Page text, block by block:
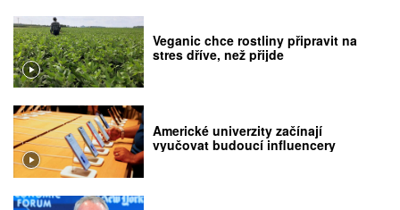
Veganic chce rostliny připravit na
stres dříve, než přijde
Americké univerzity začínají
vyučovat budoucí influencery